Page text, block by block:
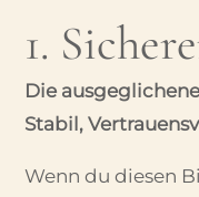
1.
Die
Stabil,
Wenn du diesen